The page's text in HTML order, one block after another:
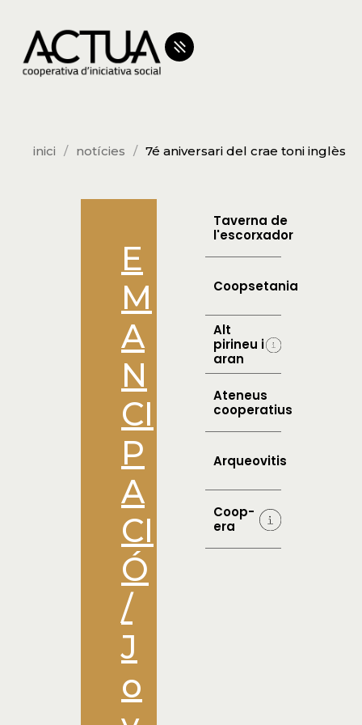
inici notícies 7é aniversari del crae toni inglès
E
M
A
N
CI
P
A
CI
Ó
/
J
o
Taverna de
l'escorxador
Coopsetania
Alt
pirineu i
aran
Ateneus
cooperatius
Arqueovitis
Coop-
era